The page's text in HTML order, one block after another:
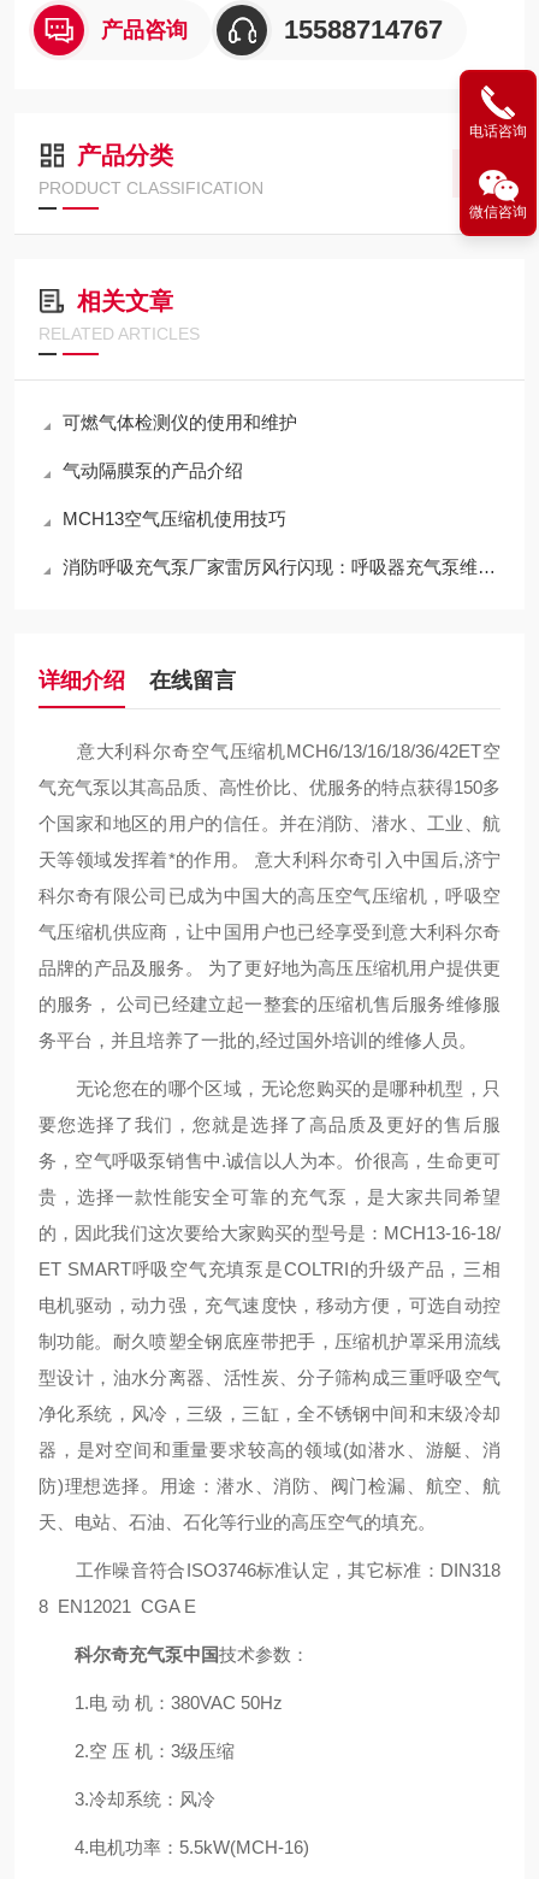
产品咨询 15588714767
产品分类
PRODUCT CLASSIFICATION
相关文章
RELATED ARTICLES
可燃气体检测仪的使用和维护
气动隔膜泵的产品介绍
MCH13空气压缩机使用技巧
消防呼吸充气泵厂家雷厉风行闪现：呼吸器充气泵维保机构
详细介绍 在线留言
意大利科尔奇空气压缩机MCH6/13/16/18/36/42ET空
气充气泵以其高品质、高性价比、优服务的特点获得150多
个国家和地区的用户的信任。并在消防、潜水、工业、航
天等领域发挥着*的作用。 意大利科尔奇引入中国后,济宁
科尔奇有限公司已成为中国大的高压空气压缩机，呼吸空
气压缩机供应商，让中国用户也已经享受到意大利科尔奇
品牌的产品及服务。 为了更好地为高压压缩机用户提供更
的服务， 公司已经建立起一整套的压缩机售后服务维修服
务平台，并且培养了一批的,经过国外培训的维修人员。
无论您在的哪个区域，无论您购买的是哪种机型，只
要您选择了我们，您就是选择了高品质及更好的售后服
务，空气呼吸泵销售中.诚信以人为本。价很高，生命更可
贵，选择一款性能安全可靠的充气泵，是大家共同希望
的，因此我们这次要给大家购买的型号是：MCH13-16-18/
ET SMART呼吸空气充填泵是COLTRI的升级产品，三相
电机驱动，动力强，充气速度快，移动方便，可选自动控
制功能。耐久喷塑全钢底座带把手，压缩机护罩采用流线
型设计，油水分离器、活性炭、分子筛构成三重呼吸空气
净化系统，风冷，三级，三缸，全不锈钢中间和末级冷却
器，是对空间和重量要求较高的领域(如潜水、游艇、消
防)理想选择。用途：潜水、消防、阀门检漏、航空、航
天 、电站、石油、石化等行业的高压空气的填充。
工作噪音符合ISO3746标准认定，其它标准：DIN318
8 EN12021 CGA E
科尔奇充气泵中国技术参数：
1.电 动 机：380VAC 50Hz
2.空 压 机：3级压缩
3.冷却系统：风冷
4.电机功率：5.5kW(MCH-16)
电话咨询
微信咨询